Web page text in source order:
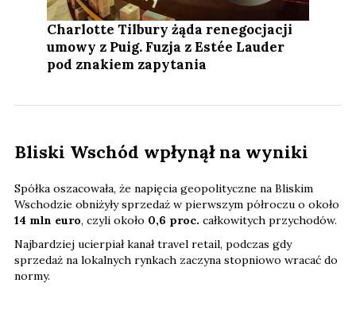
Charlotte Tilbury żąda renegocjacji
umowy z Puig. Fuzja z Estée Lauder
pod znakiem zapytania
Bliski Wschód wpłynął na wyniki
Spółka oszacowała, że napięcia geopolityczne na Bliskim
Wschodzie obniżyły sprzedaż w pierwszym półroczu o około
14 mln euro, czyli około 0,6 proc. całkowitych przychodów.
Najbardziej ucierpiał kanał travel retail, podczas gdy
sprzedaż na lokalnych rynkach zaczyna stopniowo wracać do
normy.